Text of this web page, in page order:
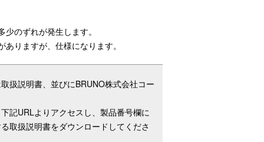
大きめ開口部で氷もそのまま入れやす
い
のずれが発生します。
りますが、仕様になります。
扱説明書、並びにBRUNO株式会社コー
記URLよりアクセスし、製品番号欄に
取扱説明書をダウンロードしてくださ